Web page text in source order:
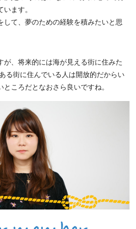
ます。
して、夢のための経験を積みたいと思
が、将来的には海が見える街に住みた
る街に住んでいる人は開放的だからい
ころだとなおさら良いですね。